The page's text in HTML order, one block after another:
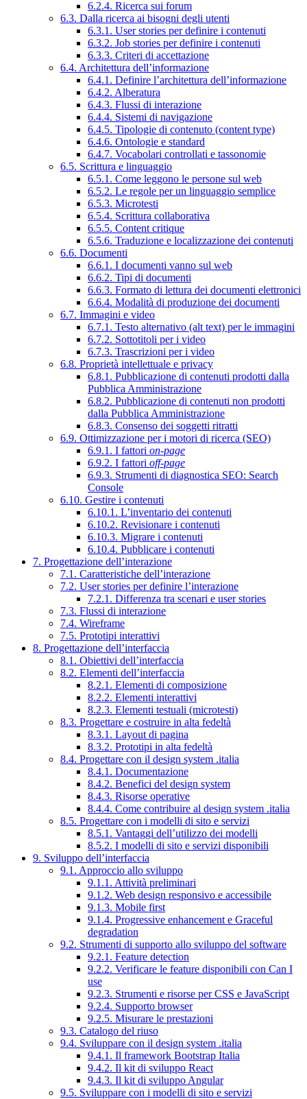
6.2.4. Ricerca sui forum
6.3. Dalla ricerca ai bisogni degli utenti
6.3.1. User stories per definire i contenuti
6.3.2. Job stories per definire i contenuti
6.3.3. Criteri di accettazione
6.4. Architettura dell’informazione
6.4.1. Definire l’architettura dell’informazione
6.4.2. Alberatura
6.4.3. Flussi di interazione
6.4.4. Sistemi di navigazione
6.4.5. Tipologie di contenuto (content type)
6.4.6. Ontologie e standard
6.4.7. Vocabolari controllati e tassonomie
6.5. Scrittura e linguaggio
6.5.1. Come leggono le persone sul web
6.5.2. Le regole per un linguaggio semplice
6.5.3. Microtesti
6.5.4. Scrittura collaborativa
6.5.5. Content critique
6.5.6. Traduzione e localizzazione dei contenuti
6.6. Documenti
6.6.1. I documenti vanno sul web
6.6.2. Tipi di documenti
6.6.3. Formato di lettura dei documenti elettronici
6.6.4. Modalità di produzione dei documenti
6.7. Immagini e video
6.7.1. Testo alternativo (alt text) per le immagini
6.7.2. Sottotitoli per i video
6.7.3. Trascrizioni per i video
6.8. Proprietà intellettuale e privacy
6.8.1. Pubblicazione di contenuti prodotti dalla
Pubblica Amministrazione
6.8.2. Pubblicazione di contenuti non prodotti
dalla Pubblica Amministrazione
6.8.3. Consenso dei soggetti ritratti
6.9. Ottimizzazione per i motori di ricerca (SEO)
6.9.1. I fattori on-page
6.9.2. I fattori off-page
6.9.3. Strumenti di diagnostica SEO: Search
Console
6.10. Gestire i contenuti
6.10.1. L’inventario dei contenuti
6.10.2. Revisionare i contenuti
6.10.3. Migrare i contenuti
6.10.4. Pubblicare i contenuti
7. Progettazione dell’interazione
7.1. Caratteristiche dell’interazione
7.2. User stories per definire l’interazione
7.2.1. Differenza tra scenari e user stories
7.3. Flussi di interazione
7.4. Wireframe
7.5. Prototipi interattivi
8. Progettazione dell’interfaccia
8.1. Obiettivi dell’interfaccia
8.2. Elementi dell’interfaccia
8.2.1. Elementi di composizione
8.2.2. Elementi interattivi
8.2.3. Elementi testuali (microtesti)
8.3. Progettare e costruire in alta fedeltà
8.3.1. Layout di pagina
8.3.2. Prototipi in alta fedeltà
8.4. Progettare con il design system .italia
8.4.1. Documentazione
8.4.2. Benefici del design system
8.4.3. Risorse operative
8.4.4. Come contribuire al design system .italia
8.5. Progettare con i modelli di sito e servizi
8.5.1. Vantaggi dell’utilizzo dei modelli
8.5.2. I modelli di sito e servizi disponibili
9. Sviluppo dell’interfaccia
9.1. Approccio allo sviluppo
9.1.1. Attività preliminari
9.1.2. Web design responsivo e accessibile
9.1.3. Mobile first
9.1.4. Progressive enhancement e Graceful
degradation
9.2. Strumenti di supporto allo sviluppo del software
9.2.1. Feature detection
9.2.2. Verificare le feature disponibili con Can I
use
9.2.3. Strumenti e risorse per CSS e JavaScript
9.2.4. Supporto browser
9.2.5. Misurare le prestazioni
9.3. Catalogo del riuso
9.4. Sviluppare con il design system .italia
9.4.1. Il framework Bootstrap Italia
9.4.2. Il kit di sviluppo React
9.4.3. Il kit di sviluppo Angular
9.5. Sviluppare con i modelli di sito e servizi